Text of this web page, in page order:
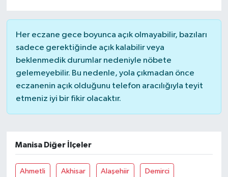
Her eczane gece boyunca açık olmayabilir, bazıları
sadece gerektiğinde açık kalabilir veya
beklenmedik durumlar nedeniyle nöbete
gelemeyebilir. Bu nedenle, yola çıkmadan önce
eczanenin açık olduğunu telefon aracılığıyla teyit
etmeniz iyi bir fikir olacaktır.
Manisa Diğer İlçeler
Ahmetli Akhisar Alaşehiir Demirci
POPÜLER
DÜNYA
TREND
MEDYA
TEKNOLOJİ